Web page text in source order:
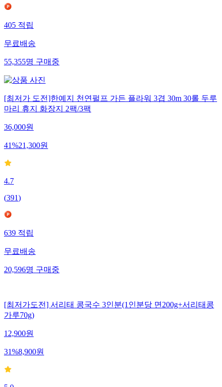
405 적립
무료배송
55,355명 구매중
[최저가 도전]한예지 천연펄프 가든 플라워 3겹 30m 30롤 두루
마리 휴지 화장지 2팩/3팩
36,000원
41%21,300원
4.7
(391)
639 적립
무료배송
20,596명 구매중
[최저가도전] 서리태 콩국수 3인분(1인분당 면200g+서리태콩
가루70g)
12,900원
31%8,900원